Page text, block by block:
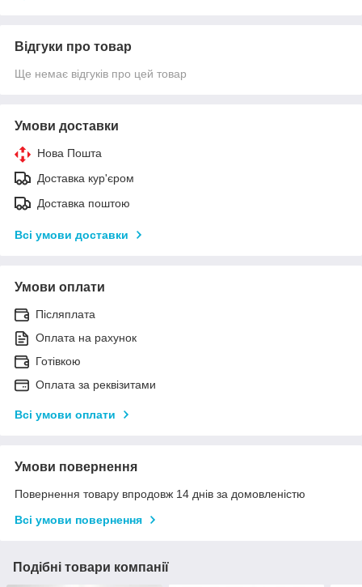
Відгуки про товар
Ще немає відгуків про цей товар
Умови доставки
Нова Пошта
Доставка кур'єром
Доставка поштою
Всі умови доставки
Умови оплати
Післяплата
Оплата на рахунок
Готівкою
Оплата за реквізитами
Всі умови оплати
Умови повернення
Повернення товару впродовж 14 днів за домовленістю
Всі умови повернення
Подібні товари компанії